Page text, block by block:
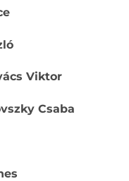
Viktor
Csaba